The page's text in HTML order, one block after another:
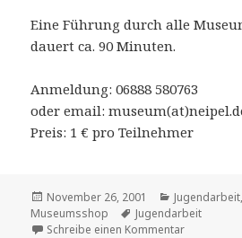
Eine Führung durch alle
dauert ca. 90 Minuten.
Anmeldung: 06888 580763
oder email:
Preis: 1 € pro Teilnehmer
Veröffentlicht
am
November 26, 2001 Kategorien
Jugendarbeit,
Museumsshop
Schlagwörter
Jugendarbeit
Schreibe einen Kommentarzu